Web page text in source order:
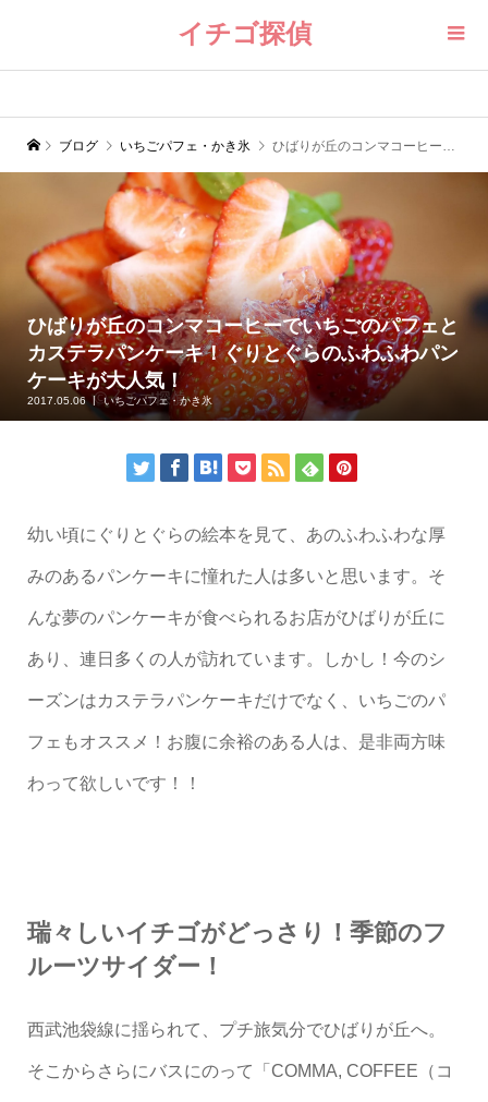
イチゴ探偵
ブログ いちごパフェ・かき氷 ひばりが丘のコンマコーヒーでいちごのパフェとカステラパンケーキ！ぐりとぐらのふわふわパンケーキが大人気！
ひばりが丘のコンマコーヒーでいちごのパフェと
カステラパンケーキ！ぐりとぐらのふわふわパン
ケーキが大人気！
2017.05.06 いちごパフェ・かき氷
幼い頃にぐりとぐらの絵本を見て、あのふわふわな厚
みのあるパンケーキに憧れた人は多いと思います。そ
んな夢のパンケーキが食べられるお店がひばりが丘に
あり、連日多くの人が訪れています。しかし！今のシ
ーズンはカステラパンケーキだけでなく、いちごのパ
フェもオススメ！お腹に余裕のある人は、是非両方味
わって欲しいです！！
瑞々しいイチゴがどっさり！季節のフ
ルーツサイダー！
西武池袋線に揺られて、プチ旅気分でひばりが丘へ。
そこからさらにバスにのって「COMMA, COFFEE（コ